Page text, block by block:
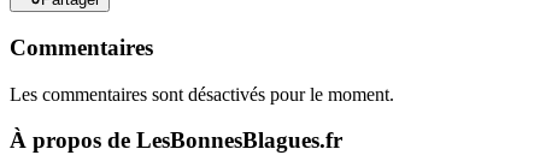
Commentaires
Les commentaires sont désactivés pour le moment.
À propos de LesBonnesBlagues.fr